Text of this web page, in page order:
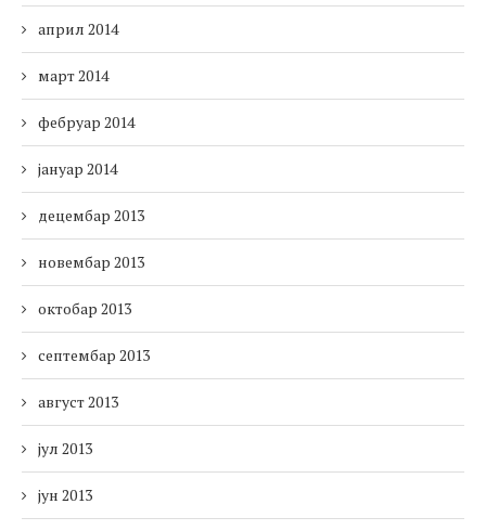
април 2014
март 2014
фебруар 2014
јануар 2014
децембар 2013
новембар 2013
октобар 2013
септембар 2013
август 2013
јул 2013
јун 2013